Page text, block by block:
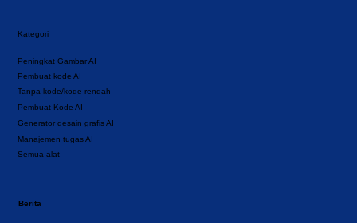
Kategori
Semua alat
Manajemen tugas AI
Generator desain grafis AI
Pembuat kode AI
Pembuat Kode AI
Tanpa kode/kode rendah
Peningkat Gambar AI
Berita